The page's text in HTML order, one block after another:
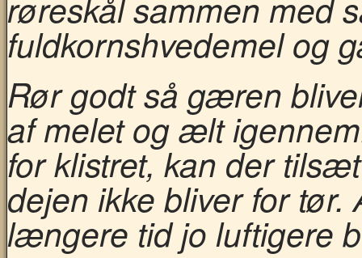
fuldkornshvedemel og
Rør godt så gæren
af melet og ælt
for klistret, kan der
dejen ikke bliver for
længere tid jo luftigere